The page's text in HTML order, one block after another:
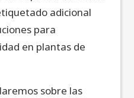
adicional
para
en plantas de
sobre las